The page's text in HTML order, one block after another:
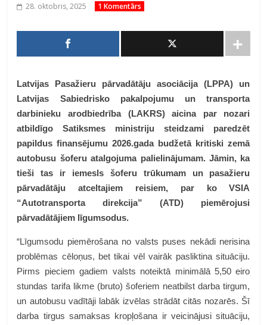
28. oktobris, 2025 1 Komentārs
Latvijas Pasažieru pārvadātāju asociācija (LPPA) un
Latvijas Sabiedrisko pakalpojumu un transporta
darbinieku arodbiedrība (LAKRS) aicina par nozari
atbildīgo Satiksmes ministriju steidzami paredzēt
papildus finansējumu 2026.gada budžetā kritiski zemā
autobusu šoferu atalgojuma palielinājumam. Jāmin, ka
tieši tas ir iemesls šoferu trūkumam un pasažieru
pārvadātāju atceltajiem reisiem, par ko VSIA
“Autotransporta direkcija”
(ATD) piemērojusi
pārvadātājiem līgumsodus.
“Līgumsodu piemērošana no valsts puses nekādi nerisina
problēmas cēloņus, bet tikai vēl vairāk pasliktina situāciju.
Pirms pieciem gadiem valsts noteiktā minimālā 5,50 eiro
stundas tarifa likme (bruto) šoferiem neatbilst darba tirgum,
un autobusu vadītāji labāk izvēlas strādāt citās nozarēs. Šī
darba tirgus samaksas kropļošana ir veicinājusi situāciju,